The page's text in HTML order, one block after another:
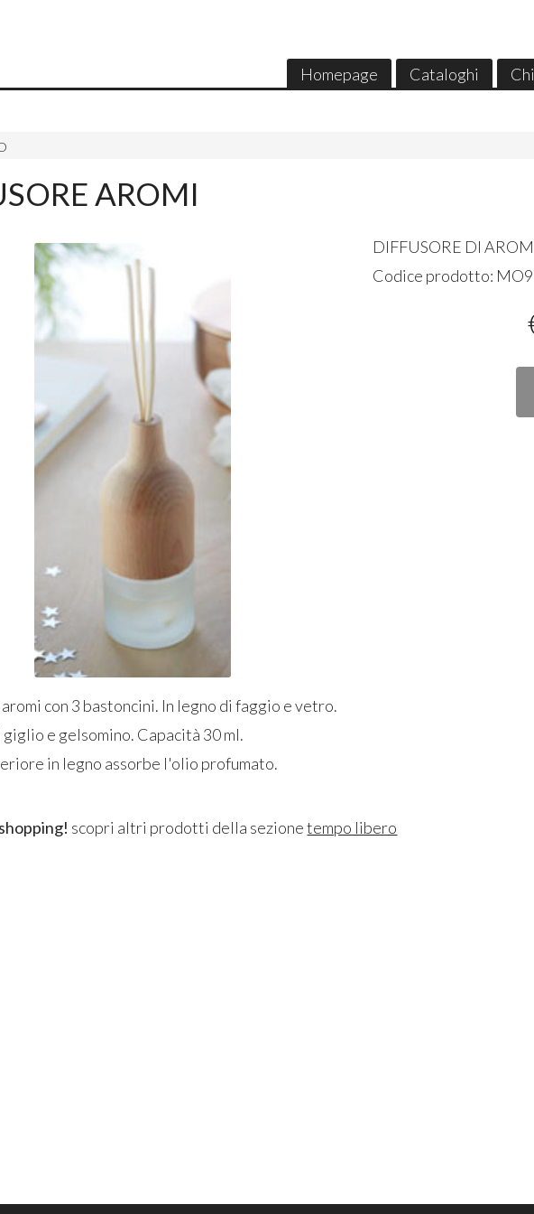
Homepage Cataloghi
AROMI
DIFFUSORE DI
Codice prodotto:
con 3 bastoncini. In legno di faggio e vetro.
giglio e gelsomino. Capacità 30 ml.
in legno assorbe l'olio profumato.
scopri altri prodotti della sezionetempo libero